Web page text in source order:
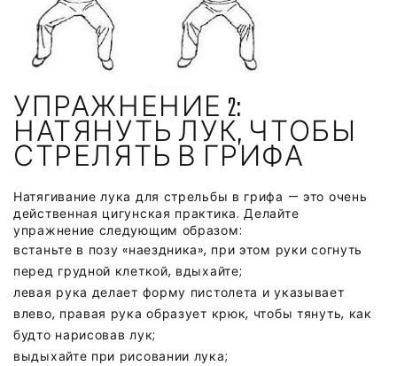
УПРАЖНЕНИЕ 2:
НАТЯНУТЬ ЛУК, ЧТОБЫ
СТРЕЛЯТЬ В ГРИФА
Натягивание лука для стрельбы в грифа — это очень
действенная цигунская практика. Делайте
упражнение следующим образом:
встаньте в позу «наездника», при этом руки согнуть
перед грудной клеткой, вдыхайте;
левая рука делает форму пистолета и указывает
влево, правая рука образует крюк, чтобы тянуть, как
будто нарисовав лук;
выдыхайте при рисовании лука;